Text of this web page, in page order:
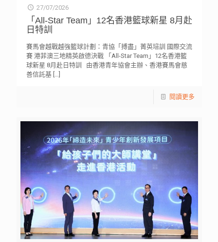
27/07/2026
「All-Star Team」12名香港籃球新星 8月赴
日特訓
賽馬會越戰越強籃球計劃：青協「搏盡」菁英培訓 國際交流
賽 港菲澳三地精英啟德決戰 「All-Star Team」12名香港籃
球新星 8月赴日特訓 由香港青年協會主辦、香港賽馬會慈
善信託基[…]
閱讀更多